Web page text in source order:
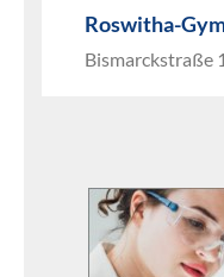
Roswitha-
Bismarckstraße